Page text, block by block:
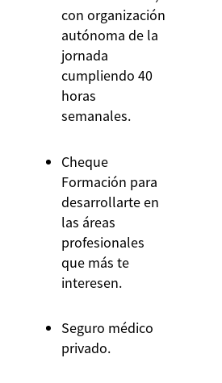
con organización
autónoma de la
jornada
cumpliendo 40
horas
semanales.
Cheque
Formación para
desarrollarte en
las áreas
profesionales
que más te
interesen.
Seguro médico
privado.